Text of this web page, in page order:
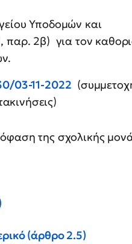
Υποδομών και
παρ. 2β) για τον
03-11-2022
της σχολικής
(άρθρο 2.5)